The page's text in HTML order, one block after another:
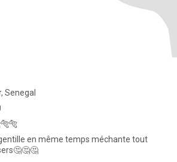
Senegal
en même temps méchante tout